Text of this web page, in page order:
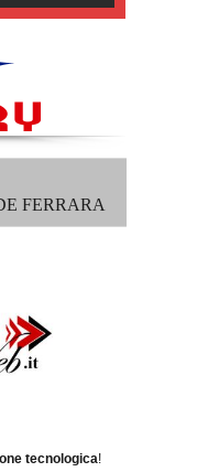
FERRARA
tecnologica!